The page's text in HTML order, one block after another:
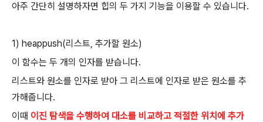
아주 간단히 설명하자면 힙의 두 가지 기능을 이용할 수 있습니다.
1) heappush(리스트, 추가할 원소)
이 함수는 두 개의 인자를 받습니다.
리스트와 원소를 인자로 받아 그 리스트에 인자로 받은 원소를 추
가해줍니다.
이때 이진 탐색을 수행하여 대소를 비교하고 적절한 위치에 추가